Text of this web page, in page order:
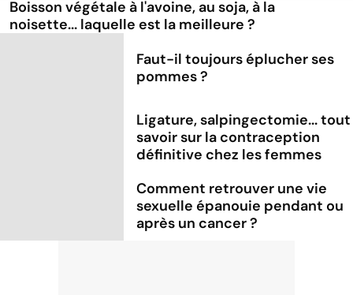
Boisson végétale à l'avoine, au soja, à la
noisette... laquelle est la meilleure ?
Faut-il toujours éplucher ses
pommes ?
Ligature, salpingectomie... tout
savoir sur la contraception
définitive chez les femmes
Comment retrouver une vie
sexuelle épanouie pendant ou
après un cancer ?